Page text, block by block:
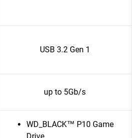
USB 3.2 Gen 1
up to 5Gb/s
WD_BLACK™ P10 Game